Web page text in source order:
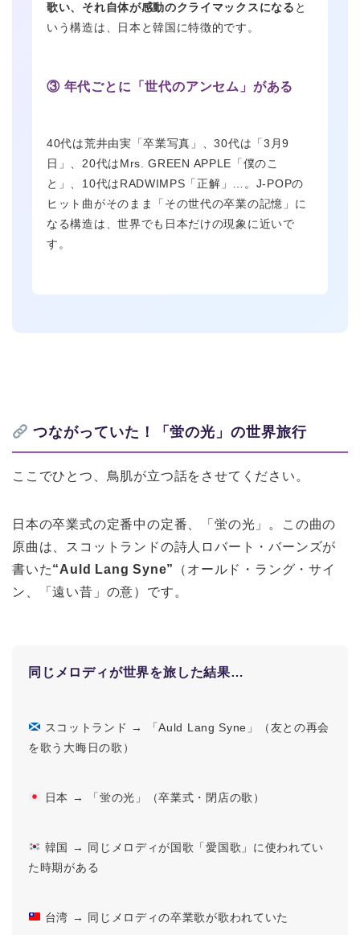
歌い、それ自体が感動のクライマックスになる と
いう構造は、日本と韓国に特徴的です。
③ 年代ごとに「世代のアンセム」がある
40代は荒井由実「卒業写真」、30代は「3月9
日」、20代はMrs. GREEN APPLE「僕のこ
と」、10代はRADWIMPS「正解」…。J-POPの
ヒット曲がそのまま「その世代の卒業の記憶」に
なる構造は、世界でも日本だけの現象に近いで
す。
つながっていた！「蛍の光」の世界旅行
ここでひとつ、鳥肌が立つ話をさせてください。
日本の卒業式の定番中の定番、「蛍の光」。この曲の
原曲は、スコットランドの詩人ロバート・バーンズが
書いた“Auld Lang Syne”
（オールド・ラング・サイ
ン、「遠い昔」の意）です。
同じメロディが世界を旅した結果…
スコットランド → 「Auld Lang Syne」（友との再会
を歌う大晦日の歌）
日本 → 「蛍の光」（卒業式・閉店の歌）
韓国 → 同じメロディが国歌「愛国歌」に使われてい
た時期がある
台湾 → 同じメロディの卒業歌が歌われていた